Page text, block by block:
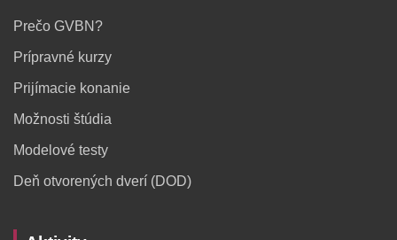
Prečo GVBN?
Prípravné kurzy
Prijímacie konanie
Možnosti štúdia
Modelové testy
Deň otvorených dverí (DOD)